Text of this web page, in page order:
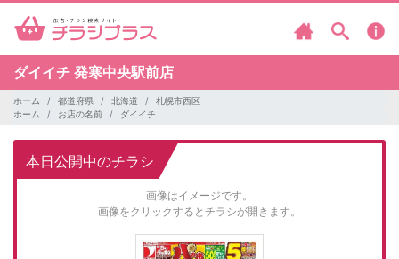
ダイイチ 発寒中央駅前店
ホーム 都道府県 北海道
札幌市西区
ホーム
お店の名前 ダイイチ
本日公開中のチラシ
画像はイメージです。
画像をクリックするとチラシが開きます。